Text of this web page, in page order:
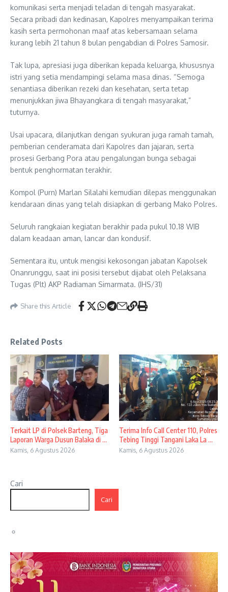
komunikasi serta menjadi teladan di tengah masyarakat.
Secara pribadi dan kedinasan, Kapolres menyampaikan terima
kasih serta permohonan maaf atas kebersamaan selama
kurang lebih 21 tahun 8 bulan pengabdian di Polres Samosir.
Tak lupa, apresiasi juga diberikan kepada keluarga, khususnya
istri yang setia mendampingi selama masa dinas. “Semoga
senantiasa diberikan rezeki dan kesehatan, serta tetap
menunjukkan jiwa Bhayangkara di tengah masyarakat,”
tuturnya.
Usai upacara, dilanjutkan dengan syukuran juga ramah tamah,
pemberian cenderamata dari Kapolres dan jajaran, serta
prosesi Gerbang Pora atau pengalungan bunga sebagai
bentuk penghormatan terakhir.
Kompol (Purn) Marlan Silalahi kemudian dilepas menggunakan
kendaraan dinas yang telah disiapkan di gerbang Mako Polres.
Seluruh rangkaian kegiatan berakhir pada pukul 10.18 WIB
dalam keadaan aman, lancar dan kondusif.
Sementara itu, untuk mengisi kekosongan jabatan Kapolsek
Onanrunggu, saat ini posisi tersebut dijabat oleh Pelaksana
Tugas (Plt) AKP Radiaman Simarmata. (IHS/31)
Share this Article
Related Posts
Terkait LP di Polsek Barteng, Tiga
Laporan Warga Dusun Balaka di ...
Kamis, 6 Agustus 2026
Terima Info Call Center 110, Polres
Tebing Tinggi Tangani Laka La ...
Kamis, 6 Agustus 2026
Cari
Cari